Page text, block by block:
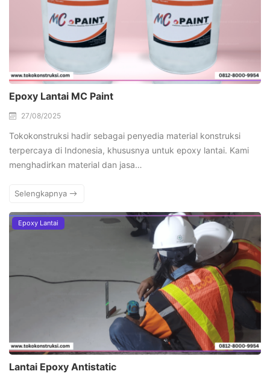
Epoxy Lantai MC Paint
27/08/2025
Tokokonstruksi hadir sebagai penyedia material konstruksi
terpercaya di Indonesia, khususnya untuk epoxy lantai. Kami
menghadirkan material dan jasa…
Selengkapnya
Epoxy Lantai
Lantai Epoxy Antistatic